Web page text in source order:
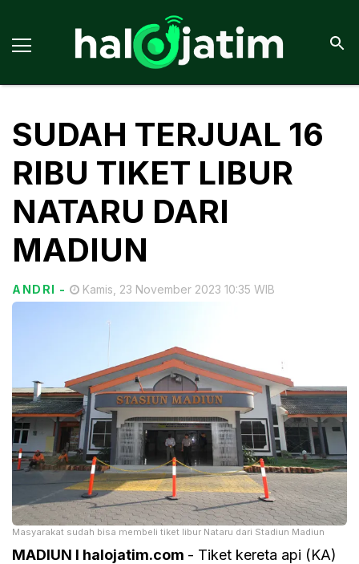
SUDAH TERJUAL 16
RIBU TIKET LIBUR
NATARU DARI
MADIUN
ANDRI - Kamis, 23 November 2023 10:35 WIB
Masyarakat sudah bisa membeli tiket libur Nataru dari Stadiun Madiun
MADIUN I halojatim.com - Tiket kereta api (KA)